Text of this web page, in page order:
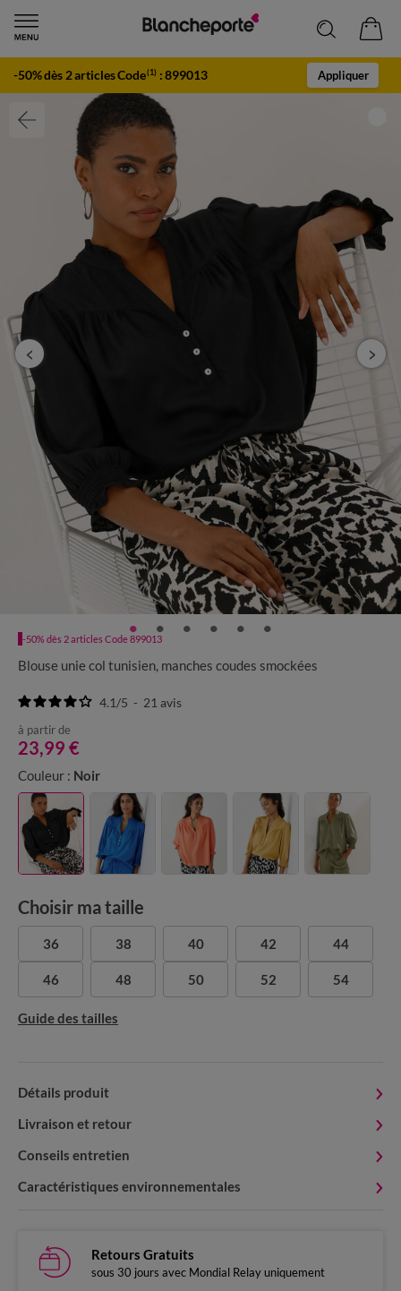
-50% dès 2 articles Code(1) :899013 Appliquer
-50% dès 2 articles Code 899013
Blouse unie col tunisien, manches coudes smockées
4.1/5 - 21 avis
à partir de
23,99 €
Couleur : Noir
Choisir ma taille
36 38 40 42 44
46 48 50 52 54
Guide des tailles
Détails produit
Livraison et retour
Conseils entretien
Caractéristiques environnementales
Retours Gratuits
sous 30 jours avec Mondial Relay uniquement